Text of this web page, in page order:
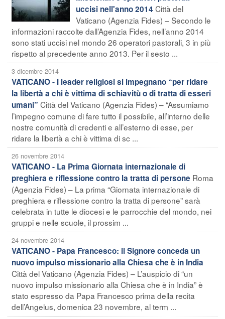
uccisi nell'anno 2014 Città del
Vaticano (Agenzia Fides) – Secondo le
informazioni raccolte dall’Agenzia Fides, nell’anno 2014
sono stati uccisi nel mondo 26 operatori pastorali, 3 in più
rispetto al precedente anno 2013. Per il sesto ...
3 dicembre 2014
VATICANO - I leader religiosi si impegnano “per ridare
la libertà a chi è vittima di schiavitù o di tratta di esseri
umani” Città del Vaticano (Agenzia Fides) – “Assumiamo
l’impegno comune di fare tutto il possibile, all’interno delle
nostre comunità di credenti e all’esterno di esse, per
ridare la libertà a chi è vittima di sc ...
26 novembre 2014
VATICANO - La Prima Giornata internazionale di
preghiera e riflessione contro la tratta di persone Roma
(Agenzia Fides) – La prima “Giornata internazionale di
preghiera e riflessione contro la tratta di persone” sarà
celebrata in tutte le diocesi e le parrocchie del mondo, nei
gruppi e nelle scuole, il prossim ...
24 novembre 2014
VATICANO - Papa Francesco: il Signore conceda un
nuovo impulso missionario alla Chiesa che è in India
Città del Vaticano (Agenzia Fides) – L’auspicio di “un
nuovo impulso missionario alla Chiesa che è in India” è
stato espresso da Papa Francesco prima della recita
dell’Angelus, domenica 23 novembre, al term ...